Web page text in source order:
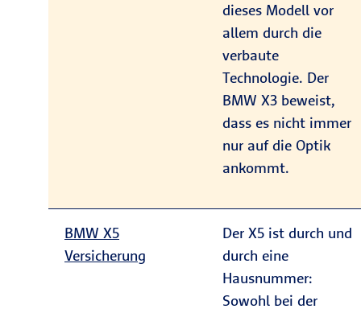
dieses Modell vor
allem durch die
verbaute
Technologie. Der
BMW X3 beweist,
dass es nicht immer
nur auf die Optik
ankommt.
BMW X5
Versicherung
Der X5 ist durch und
durch eine
Hausnummer:
Sowohl bei der